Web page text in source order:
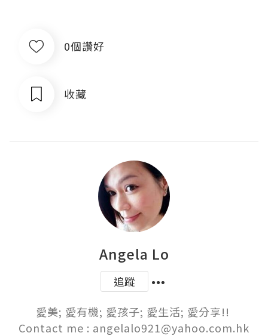
0個讚好
收藏
Angela Lo
追蹤
愛美; 愛有機; 愛孩子; 愛生活; 愛分享!!
Contact me : angelalo921@yahoo.com.hk